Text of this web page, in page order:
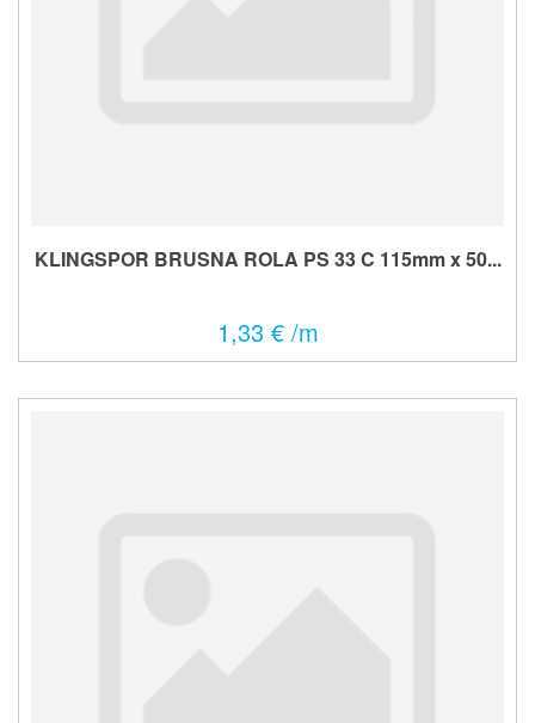
KLINGSPOR BRUSNA ROLA PS 33 C 115mm x 50...
1,33 € /m